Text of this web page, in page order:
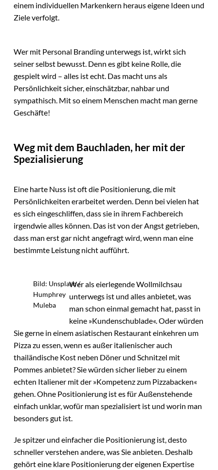
einem individuellen Markenkern heraus eigene Ideen und
Ziele verfolgt.
Wer mit Personal Branding unterwegs ist, wirkt sich
seiner selbst bewusst. Denn es gibt keine Rolle, die
gespielt wird – alles ist echt. Das macht uns als
Persönlichkeit sicher, einschätzbar, nahbar und
sympathisch. Mit so einem Menschen macht man gerne
Geschäfte!
Weg mit dem Bauchladen, her mit der
Spezialisierung
Eine harte Nuss ist oft die Positionierung, die mit
Persönlichkeiten erarbeitet werden. Denn bei vielen hat
es sich eingeschliffen, dass sie in ihrem Fachbereich
irgendwie alles können. Das ist von der Angst getrieben,
dass man erst gar nicht angefragt wird, wenn man eine
bestimmte Leistung nicht aufführt.
Bild: Unsplash /
Humphrey
Muleba
Wer als eierlegende Wollmilchsau
unterwegs ist und alles anbietet, was
man schon einmal gemacht hat, passt in
keine »Kundenschublade«. Oder würden
Sie gerne in einem asiatischen Restaurant einkehren um
Pizza zu essen, wenn es außer italienischer auch
thailändische Kost neben Döner und Schnitzel mit
Pommes anbietet? Sie würden sicher lieber zu einem
echten Italiener mit der »Kompetenz zum Pizzabacken«
gehen. Ohne Positionierung ist es für Außenstehende
einfach unklar, wofür man spezialisiert ist und worin man
besonders gut ist.
Je spitzer und einfacher die Positionierung ist, desto
schneller verstehen andere, was Sie anbieten. Deshalb
gehört eine klare Positionierung der eigenen Expertise